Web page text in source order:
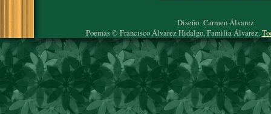
Diseño: Carmen Álvarez
Poemas © Francisco Álvarez Hidalgo, Familia Álvarez.